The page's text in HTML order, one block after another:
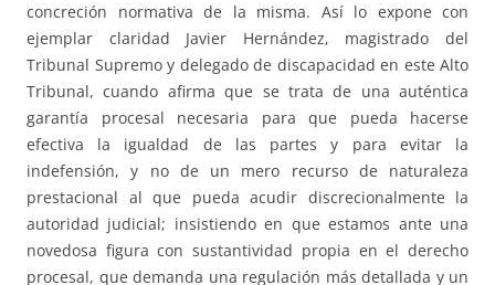
concreción normativa de la misma. Así lo expone con
ejemplar claridad Javier Hernández, magistrado del
Tribunal Supremo y delegado de discapacidad en este Alto
Tribunal, cuando afirma que se trata de una auténtica
garantía procesal necesaria para que pueda hacerse
efectiva la igualdad de las partes y para evitar la
indefensión, y no de un mero recurso de naturaleza
prestacional al que pueda acudir discrecionalmente la
autoridad judicial; insistiendo en que estamos ante una
novedosa figura con sustantividad propia en el derecho
procesal, que demanda una regulación más detallada y un